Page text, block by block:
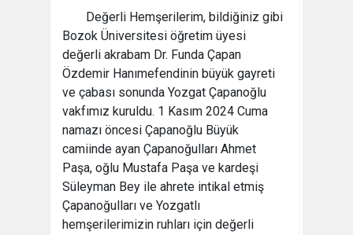
Değerli Hemşerilerim, bildiğiniz gibi
Bozok Üniversitesi öğretim üyesi
değerli akrabam Dr. Funda Çapan
Özdemir Hanımefendinin büyük gayreti
ve çabası sonunda Yozgat Çapanoğlu
vakfımız kuruldu. 1 Kasım 2024 Cuma
namazı öncesi Çapanoğlu Büyük
camiinde ayan Çapanoğulları Ahmet
Paşa, oğlu Mustafa Paşa ve kardeşi
Süleyman Bey ile ahrete intikal etmiş
Çapanoğulları ve Yozgatlı
hemşerilerimizin ruhları için değerli